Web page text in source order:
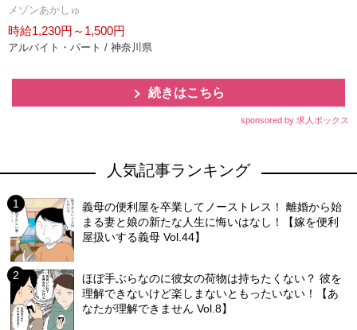
メゾンあかしゅ
時給1,230円～1,500円
アルバイト・パート / 神奈川県
続きはこちら
sponsored by 求人ボックス
人気記事ランキング
義母の便利屋を卒業してノーストレス！ 離婚から始
まる妻と娘の新たな人生に悔いはなし！【嫁を便利
屋扱いする義母 Vol.44】
ほぼ手ぶらなのに彼女の荷物は持ちたくない？ 彼を
理解できないけど楽しまないともったいない！【あ
なたが理解できません Vol.8】